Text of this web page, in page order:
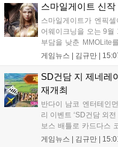
오프라인 연계 프로그
나설 계획이다....
스마일게이트 신
스마일게이트가 엔픽
어웨이크닝을 오는 9월
부담을 낮춘 MMOLite
특징으로 합니다. 현재
니다. 또한 카카오톡 채
킨, 경품 이벤트 등 풍
으고 있습니다....
게임뉴스 | 김규만
SD건담 지 제네레
재개최
반다이 남코 엔터테인
리 이벤트 ‘SD건담 외
보스 배틀로 카드다스
담을 획득할 수 있다. 로
게임뉴스 | 김규만